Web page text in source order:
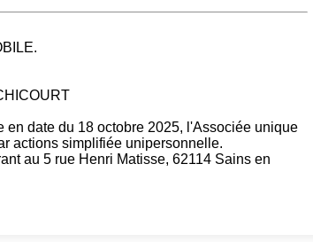
date du 18 octobre 2025, l'Associée unique
actions simplifiée unipersonnelle.
au 5 rue Henri Matisse, 62114 Sains en